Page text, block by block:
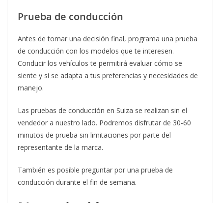
Prueba de conducción
Antes de tomar una decisión final, programa una prueba
de conducción con los modelos que te interesen.
Conducir los vehículos te permitirá evaluar cómo se
siente y si se adapta a tus preferencias y necesidades de
manejo.
Las pruebas de conducción en Suiza se realizan sin el
vendedor a nuestro lado. Podremos disfrutar de 30-60
minutos de prueba sin limitaciones por parte del
representante de la marca.
También es posible preguntar por una prueba de
conducción durante el fin de semana.